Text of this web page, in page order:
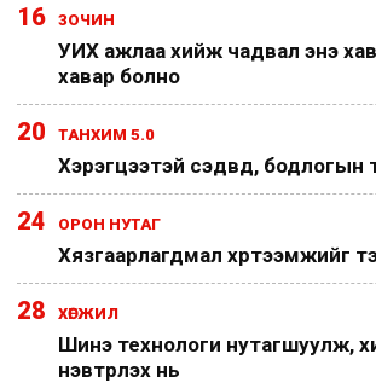
16 ЗОЧИН
УИХ ажлаа хийж чадвал энэ
хавар болно
20 ТАНХИМ 5.0
Хэрэгцээтэй сэдвүүд, бодлогын
24 ОРОН НУТАГ
Хязгаарлагдмал хүртээмжийг
28 ХӨГЖИЛ
Шинэ технологи нутагшуулж,
нэвтрүүлэх нь